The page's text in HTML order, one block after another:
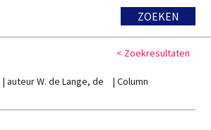
ZOEKEN
< Zoekresultaten
auteur W. de Lange, de Column